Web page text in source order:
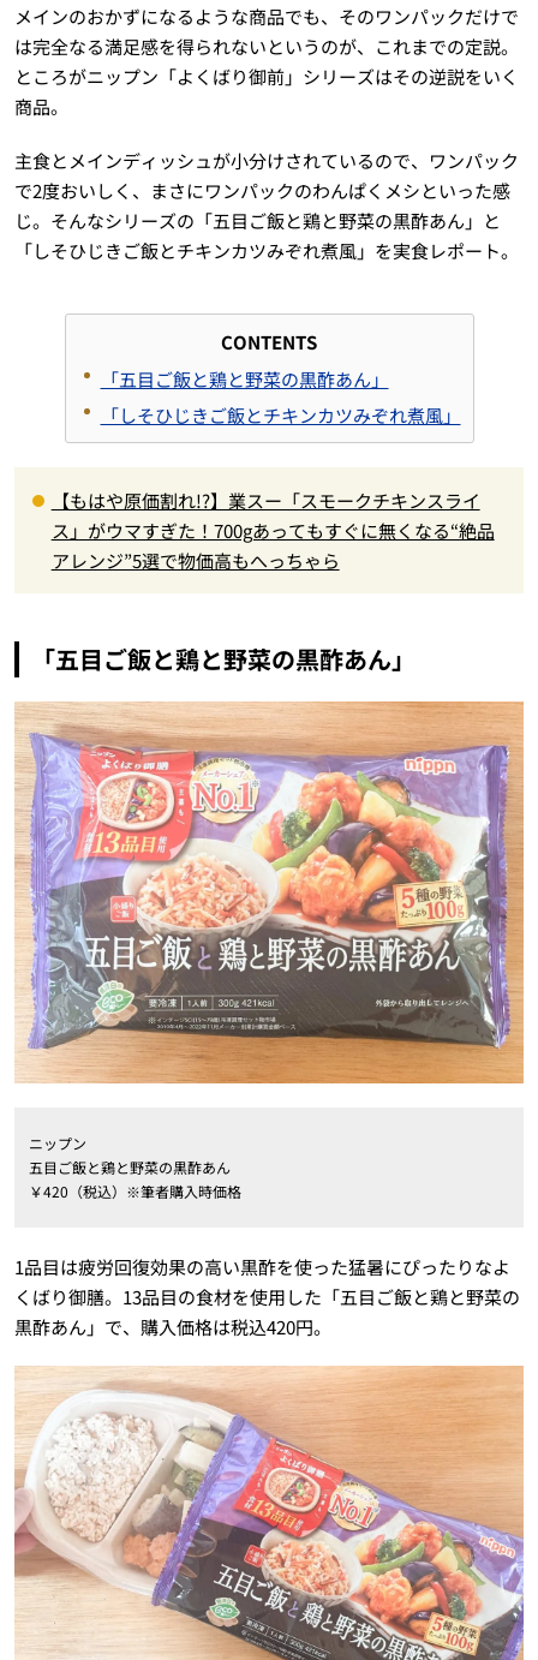
メインのおかずになるような商品でも、そのワンパックだけで
は完全なる満足感を得られないというのが、これまでの定説。
ところがニップン「よくばり御前」シリーズはその逆説をいく
商品。
主食とメインディッシュが小分けされているので、ワンパック
で2度おいしく、まさにワンパックのわんぱくメシといった感
じ。そんなシリーズの「五目ご飯と鶏と野菜の黒酢あん」と
「しそひじきご飯とチキンカツみぞれ煮風」を実食レポート。
CONTENTS
「五目ご飯と鶏と野菜の黒酢あん」
「しそひじきご飯とチキンカツみぞれ煮風」
【もはや原価割れ!?】業スー「スモークチキンスライ
ス」がウマすぎた！700gあってもすぐに無くなる“絶品
アレンジ”5選で物価高もへっちゃら
「五目ご飯と鶏と野菜の黒酢あん」
ニップン
五目ご飯と鶏と野菜の黒酢あん
￥420（税込）※筆者購入時価格
1品目は疲労回復効果の高い黒酢を使った猛暑にぴったりなよ
くばり御膳。13品目の食材を使用した「五目ご飯と鶏と野菜の
黒酢あん」で、購入価格は税込420円。